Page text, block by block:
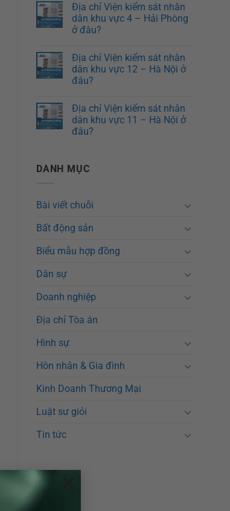
Địa chỉ Viện kiểm sát nhân
dân khu vực 4 – Hải Phòng
ở đâu?
Địa chỉ Viện kiểm sát nhân
dân khu vực 12 – Hà Nội ở
đâu?
Địa chỉ Viện kiểm sát nhân
dân khu vực 11 – Hà Nội ở
đâu?
DANH MỤC
Bài viết chuỗi
Bất động sản
Biểu mẫu hợp đồng
Dân sự
Doanh nghiệp
Địa chỉ Tòa án
Hình sự
Hôn nhân & Gia đình
Kinh Doanh Thương Mại
Luật sư giỏi
Tin tức